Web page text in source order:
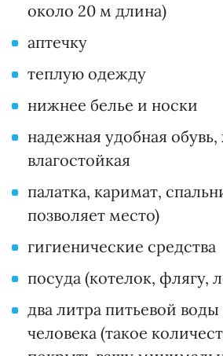
около 20 м длина)
аптечку
теплую одежду
нижнее белье и носки
надежная удобная
влагостойкая
палатка, каримат,
позволяет место)
гигиенические средства
посуда (котелок, флягу,
два литра питьевой
человека (такое